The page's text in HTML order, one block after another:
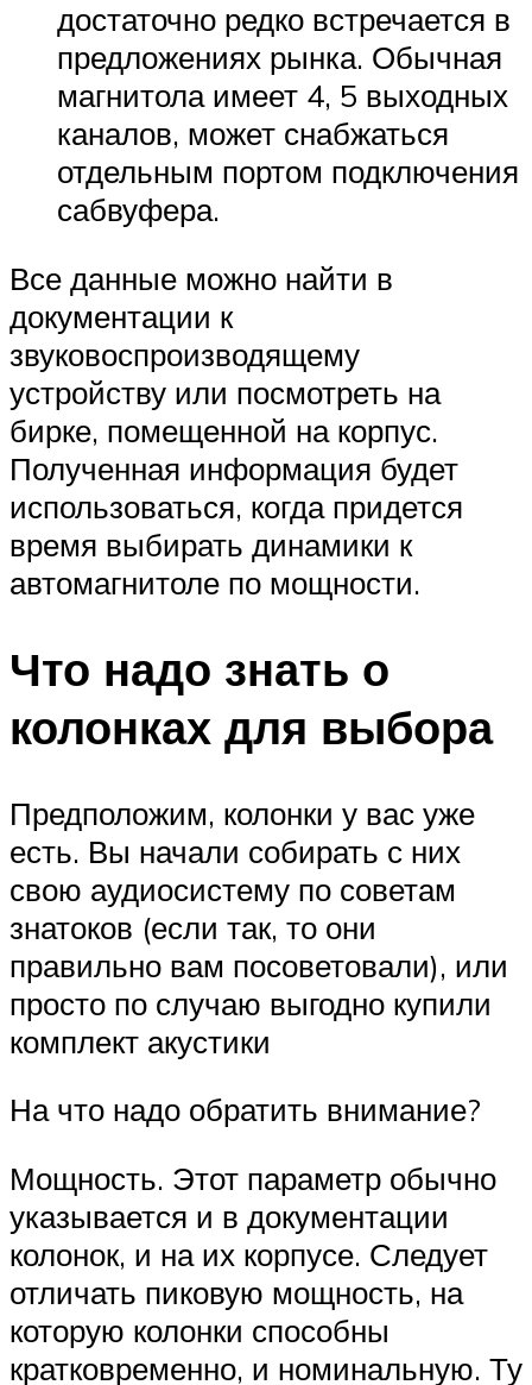
достаточно редко встречается в
предложениях рынка. Обычная
магнитола имеет 4, 5 выходных
каналов, может снабжаться
отдельным портом подключения
сабвуфера.
Все данные можно найти в
документации к
звуковоспроизводящему
устройству или посмотреть на
бирке, помещенной на корпус.
Полученная информация будет
использоваться, когда придется
время выбирать динамики к
автомагнитоле по мощности.
Что надо знать о
колонках для выбора
Предположим, колонки у вас уже
есть. Вы начали собирать с них
свою аудиосистему по советам
знатоков (если так, то они
правильно вам посоветовали), или
просто по случаю выгодно купили
комплект акустики
На что надо обратить внимание?
Мощность. Этот параметр обычно
указывается и в документации
колонок, и на их корпусе. Следует
отличать пиковую мощность, на
которую колонки способны
кратковременно, и номинальную. Ту